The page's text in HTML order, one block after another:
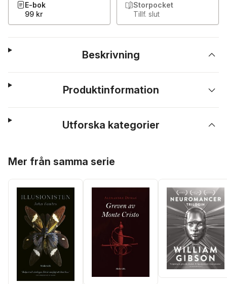
E-bok
99 kr
Storpocket
Tillf. slut
Beskrivning
Produktinformation
Utforska kategorier
Mer från samma serie